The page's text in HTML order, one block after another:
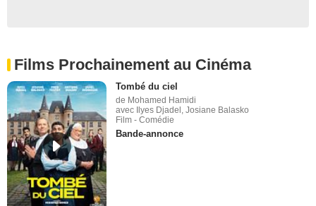
Films Prochainement au Cinéma
Tombé du ciel
de Mohamed Hamidi
avec Ilyes Djadel, Josiane Balasko
Film - Comédie
Bande-annonce